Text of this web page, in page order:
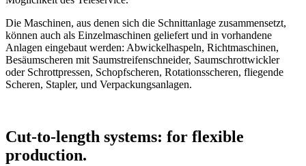
Die Maschinen, aus denen sich die Schnittanlage zusammensetzt,
können auch als Einzelmaschinen geliefert und in vorhandene
Anlagen eingebaut werden: Abwickelhaspeln, Richtmaschinen,
Besäumscheren mit Saumstreifenschneider, Saumschrottwickler
oder Schrottpressen, Schopfscheren, Rotationsscheren, fliegende
Scheren, Stapler, und Verpackungsanlagen.
Cut-to-length systems: for flexible
production.